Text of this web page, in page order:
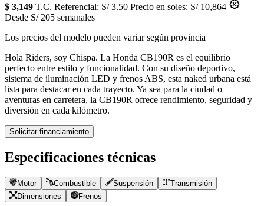
$ 3,149 T.C. Referencial: S/ 3.50 Precio en soles: S/ 10,864
Desde S/ 205 semanales
Los precios del modelo pueden variar según provincia
Hola Riders, soy Chispa. La Honda CB190R es el equilibrio
perfecto entre estilo y funcionalidad. Con su diseño deportivo,
sistema de iluminación LED y frenos ABS, esta naked urbana está
lista para destacar en cada trayecto. Ya sea para la ciudad o
aventuras en carretera, la CB190R ofrece rendimiento, seguridad y
diversión en cada kilómetro.
Solicitar financiamiento
Especificaciones técnicas
Motor Combustible Suspensión
Transmisión
Dimensiones
Frenos